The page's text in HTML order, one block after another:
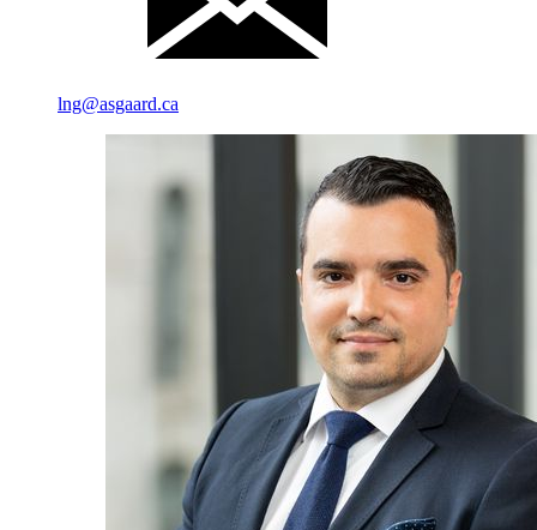
lng@asgaard.ca